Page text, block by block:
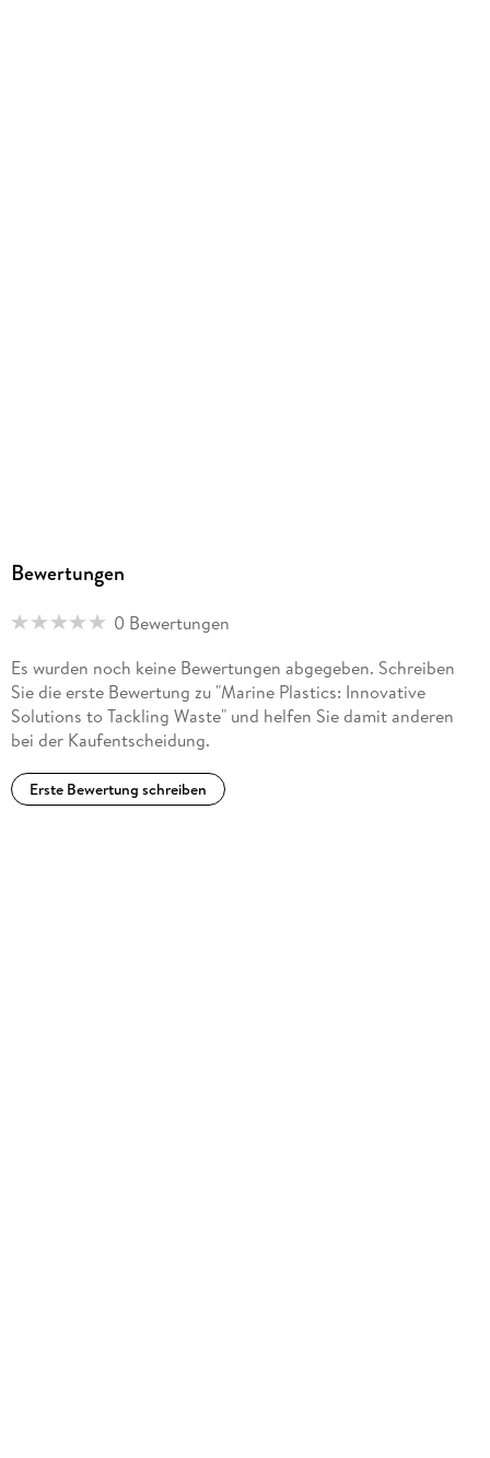
Bewertungen
0 Bewertungen
Es wurden noch keine Bewertungen abgegeben. Schreiben
Sie die erste Bewertung zu "Marine Plastics: Innovative
Solutions to Tackling Waste" und helfen Sie damit anderen
bei der Kaufentscheidung.
Erste Bewertung schreiben